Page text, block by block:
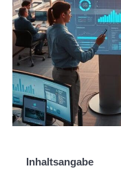
Inhaltsangabe